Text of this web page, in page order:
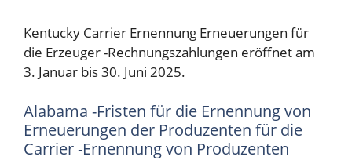
Kentucky Carrier Ernennung Erneuerungen für
die Erzeuger -Rechnungszahlungen eröffnet am
3. Januar bis 30. Juni 2025.
Alabama -Fristen für die Ernennung von
Erneuerungen der Produzenten für die
Carrier -Ernennung von Produzenten